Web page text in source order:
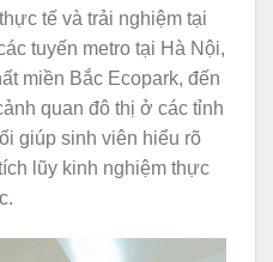
tế và trải nghiệm tại
tuyến metro tại Hà Nội,
miền Bắc Ecopark, đến
quan đô thị ở các tỉnh
giúp sinh viên hiểu rõ
lũy kinh nghiệm thực